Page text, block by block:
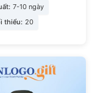
7-10 ngày
thiểu: 20